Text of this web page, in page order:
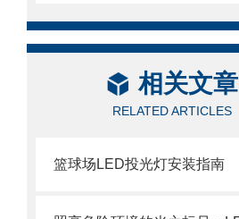
相关文章
RELATED ARTICLES
篮球场LED投光灯安装指南